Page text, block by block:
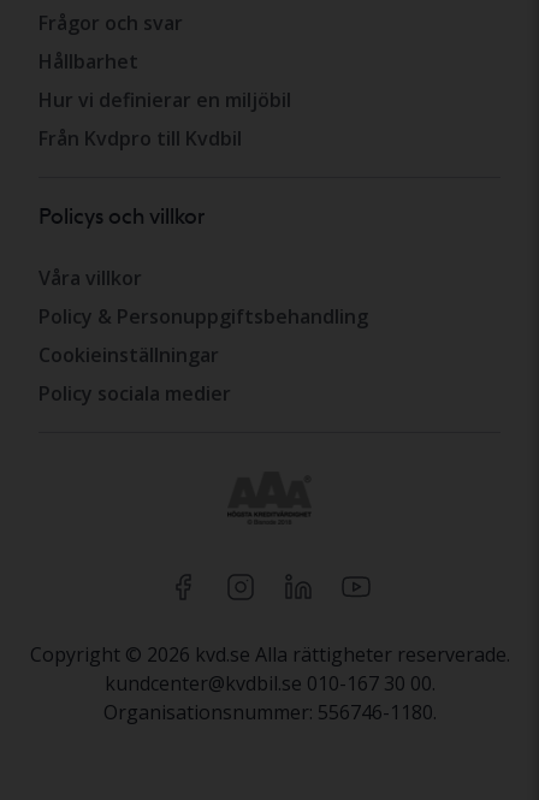
Frågor och svar
Hållbarhet
Hur vi definierar en miljöbil
Från Kvdpro till Kvdbil
Policys och villkor
Våra villkor
Policy & Personuppgiftsbehandling
Cookieinställningar
Policy sociala medier
Copyright © 2026 kvd.se Alla rättigheter reserverade.
kundcenter@kvdbil.se 010-167 30 00.
Organisationsnummer: 556746-1180.